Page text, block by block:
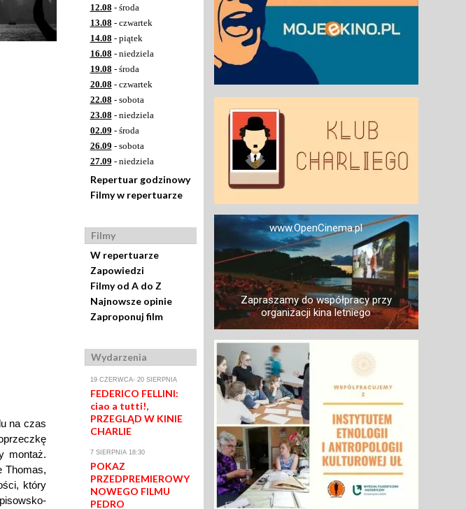
na czas
montaż.
Thomas,
który
12.08 - środa
13.08 - czwartek
14.08 - piątek
16.08 - niedziela
19.08 - środa
20.08 - czwartek
22.08 - sobota
23.08 - niedziela
02.09 - środa
26.09 - sobota
27.09 - niedziela
Repertuar godzinowy
Filmy w repertuarze
Filmy
W repertuarze
Zapowiedzi
Filmy od A do Z
Najnowsze opinie
Zaproponuj film
Wydarzenia
19 CZERWCA- 20 SIERPNIA
FEDERICO FELLINI:
ciao a tutti!,
PRZEGLĄD W KINIE
CHARLIE
7 SIERPNIA 18:30
POKAZ
PRZEDPREMIEROWY
NOWEGO FILMU
PEDRO
www.OpenCinema.pl
Zapraszamy do współpracy przy
organizacji kina letniego